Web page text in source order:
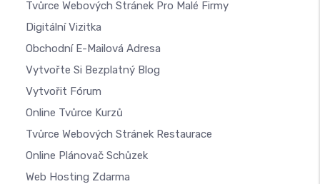
Tvůrce Webových Stránek Pro Malé Firmy
Digitální Vizitka
Obchodní E-Mailová Adresa
Vytvořte Si Bezplatný Blog
Vytvořit Fórum
Online Tvůrce Kurzů
Tvůrce Webových Stránek Restaurace
Online Plánovač Schůzek
Web Hosting Zdarma